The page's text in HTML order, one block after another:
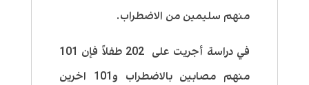
منهم سليمين من الاضطراب.
في دراسة أجريت على 202 طفلاً فإن 101
منهم مصابين بالاضطراب و101 اخرين